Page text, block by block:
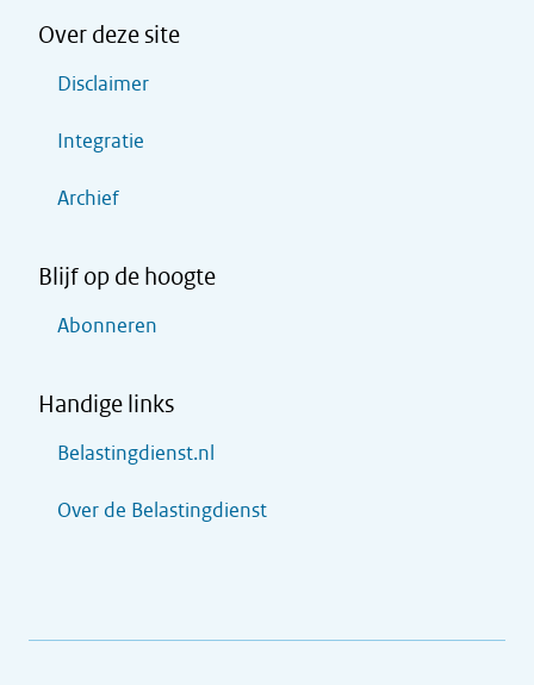
Over deze site
Disclaimer
Integratie
Archief
Blijf op de hoogte
Abonneren
Handige links
Belastingdienst.nl
Over de Belastingdienst